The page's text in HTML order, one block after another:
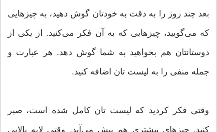
بعد چند روز را به دقت به خودتان گوش دهید، به چیزهایی
که می‌گویید، چیزهایی که به آن فکر می‌کنید. از یکی از
دوستانتان هم بخواهید به شما گوش دهد. هر عبارت و
جمله منفی را به لیست تان اضافه کنید.
وقتی فکر کردید که لیست تان کامل شده است، صبر
کنید. چیزهای بیشتری هم پیش می‌آید. وقتی لایه بالایی